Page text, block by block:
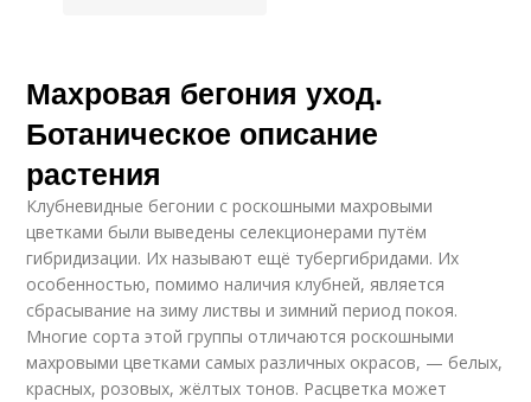
Махровая бегония уход.
Ботаническое описание
растения
Клубневидные бегонии с роскошными махровыми
цветками были выведены селекционерами путём
гибридизации. Их называют ещё тубергибридами. Их
особенностью, помимо наличия клубней, является
сбрасывание на зиму листвы и зимний период покоя.
Многие сорта этой группы отличаются роскошными
махровыми цветками самых различных окрасов, — белых,
красных, розовых, жёлтых тонов. Расцветка может